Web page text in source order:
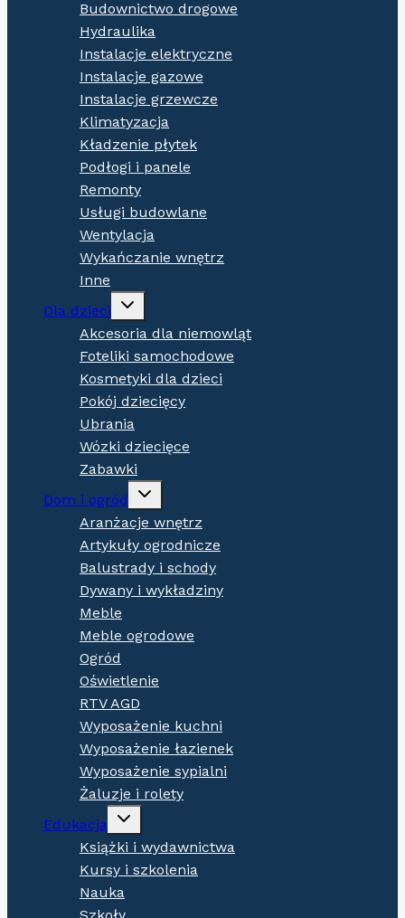
Budownictwo drogowe
Hydraulika
Instalacje elektryczne
Instalacje gazowe
Instalacje grzewcze
Klimatyzacja
Kładzenie płytek
Podłogi i panele
Remonty
Usługi budowlane
Wentylacja
Wykańczanie wnętrz
Inne
Dla dzieci
Expand
menu
Akcesoria dla niemowląt
Foteliki samochodowe
Kosmetyki dla dzieci
Pokój dziecięcy
Ubrania
Wózki dziecięce
Zabawki
Dom i ogród
Expand
menu
Aranżacje wnętrz
Artykuły ogrodnicze
Balustrady i schody
Dywany i wykładziny
Meble
Meble ogrodowe
Ogród
Oświetlenie
RTV AGD
Wyposażenie kuchni
Wyposażenie łazienek
Wyposażenie sypialni
Żaluzje i rolety
Edukacja
Expand
menu
Książki i wydawnictwa
Kursy i szkolenia
Nauka